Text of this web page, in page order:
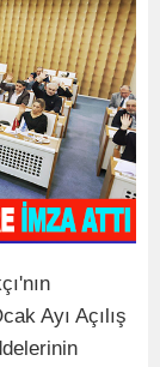
Ayı Açılış